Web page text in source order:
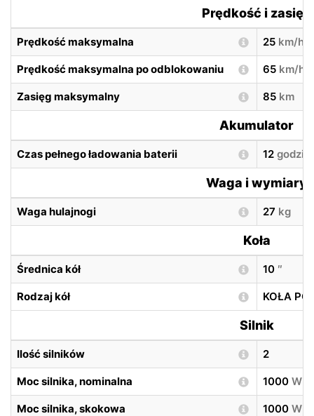
Prędkość i zasięg
Prędkość maksymalna 25 km/h
Prędkość maksymalna po odblokowaniu 65 km/h
Zasięg maksymalny 85 km
Akumulator
Czas pełnego ładowania baterii 12 godzin
Waga i wymiary
Waga hulajnogi 27 kg
Koła
Średnica kół 10 ″
Rodzaj kół KOŁA
Silnik
Ilość silników 2
Moc silnika, nominalna 1000 W
Moc silnika, skokowa 1000 W